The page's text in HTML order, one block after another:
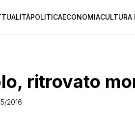
POLITICAECONOMIACULTURA
ritrovato
2016